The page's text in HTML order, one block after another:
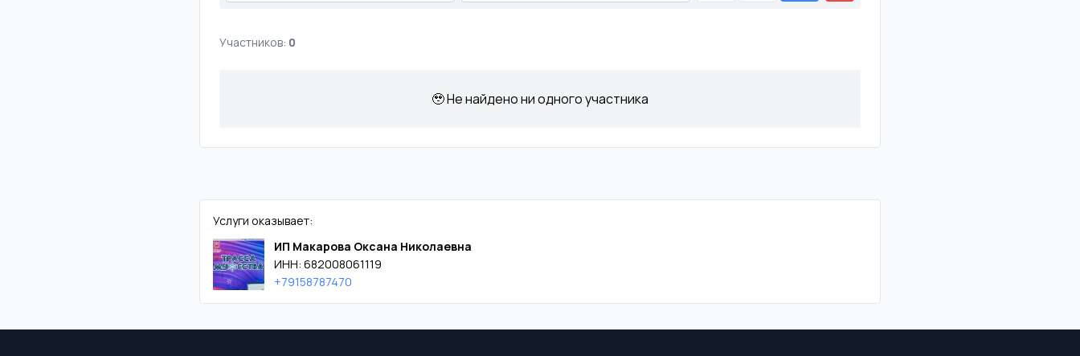
Участников: 0
🥹 Не найдено ни одного участника
Услуги оказывает:
ИП Макарова Оксана Николаевна
ИНН: 682008061119
+79158787470